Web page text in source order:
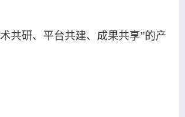
共研、平台共建、成果共享”的产